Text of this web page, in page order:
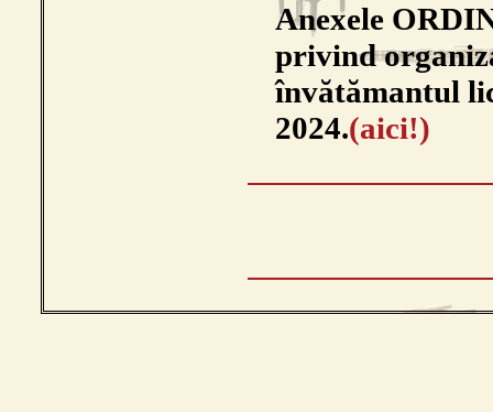
Anexele
privind
învătămantul
2024.(aici!)